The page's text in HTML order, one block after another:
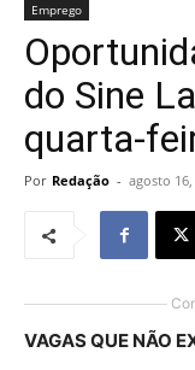
Emprego
do Sine
quarta-
Por Redação - agosto 16,
VAGAS QUE NÃO